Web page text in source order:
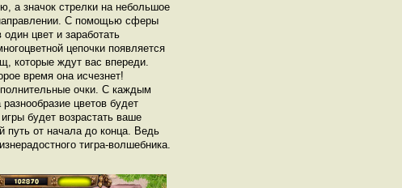
а значок стрелки на небольшое
С помощью сферы
цвет и заработать
цепочки появляется
которые ждут вас впереди.
время она исчезнет!
очки. С каждым
цветов будет
будет возрастать ваше
путь от начала до конца. Ведь
тигра-волшебника.